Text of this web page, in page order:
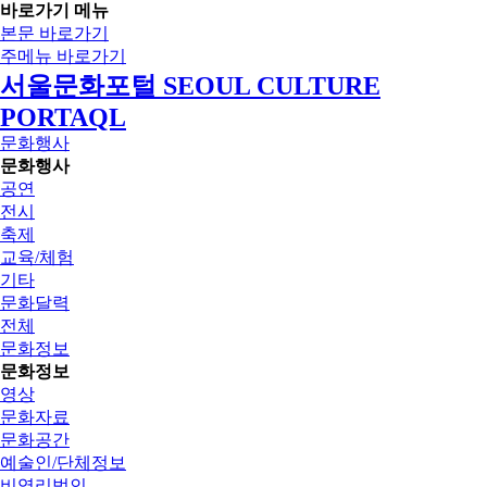
바로가기 메뉴
본문 바로가기
주메뉴 바로가기
서울문화포털 SEOUL CULTURE
PORTAQL
문화행사
문화행사
공연
전시
축제
교육/체험
기타
문화달력
전체
문화정보
문화정보
영상
문화자료
문화공간
예술인/단체정보